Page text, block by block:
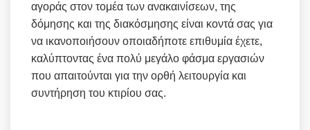
αγοράς στον τομέα των ανακαινίσεων, της
δόμησης και της διακόσμησης είναι κοντά σας για
να ικανοποιήσουν οποιαδήποτε επιθυμία έχετε,
καλύπτοντας ένα πολύ μεγάλο φάσμα εργασιών
που απαιτούνται για την ορθή λειτουργία και
συντήρηση του κτιρίου σας.